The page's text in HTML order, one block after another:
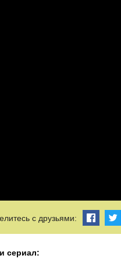
с друзьями:
сериал: